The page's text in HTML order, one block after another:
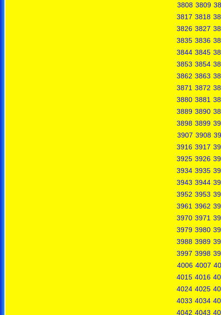
3808 3809
3817 3818
3826 3827
3835 3836
3844 3845
3853 3854
3862 3863
3871 3872
3880 3881
3889 3890
3898 3899
3907 3908
3916 3917
3925 3926
3934 3935
3943 3944
3952 3953
3961 3962
3970 3971
3979 3980
3988 3989
3997 3998
4006 4007
4015 4016
4024 4025
4033 4034
4042 4043